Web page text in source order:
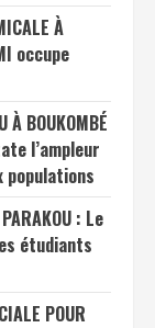
À
occupe
À BOUKOMBÉ
l’ampleur
populations
: Le
étudiants
POUR